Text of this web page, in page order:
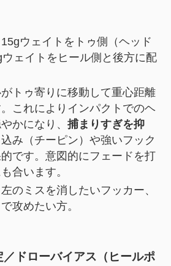
ウェイトをトゥ側（ヘッド
ェイトをヒール側と後方に配
トゥ寄りに移動して重心距離
これによりインパクトでのヘ
かになり、 捕まりすぎを抑
み（チーピン）や強いフック
です。意図的にフェードを打
合います。
左のミスを消したいフッカー、
攻めたい方。
ドローバイアス（ヒールポ